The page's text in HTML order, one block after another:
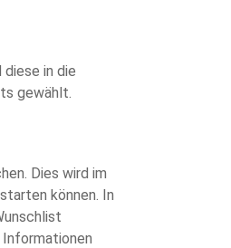
in die
gewählt.
Dies wird im
können. In